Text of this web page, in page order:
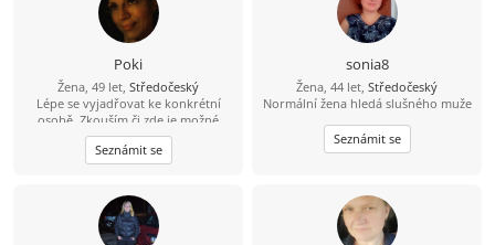
Poki
Žena, 49 let, Středočeský
Lépe se vyjadřovat ke konkrétní
osobě. Zkouším či zde je možné
poznat lidskou duši pro život?
Seznámit se
sonia8
Žena, 44 let, Středočeský
Normální žena hledá slušného muže
Seznámit se